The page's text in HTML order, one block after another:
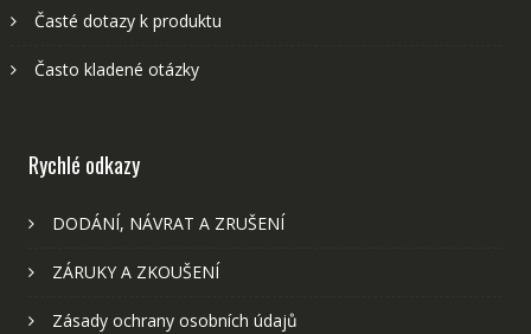
Časté dotazy k produktu
Často kladené otázky
Rychlé odkazy
DODÁNÍ, NÁVRAT A ZRUŠENÍ
ZÁRUKY A ZKOUŠENÍ
Zásady ochrany osobních údajů